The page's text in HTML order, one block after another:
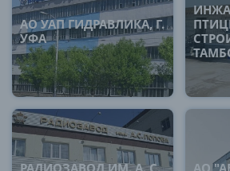
АО УАП ГИДРАВЛИКА, Г.
УФА